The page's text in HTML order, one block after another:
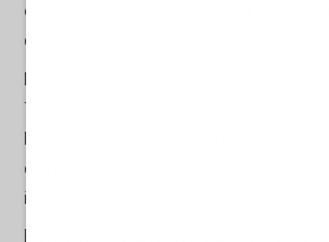
obiettivo a lungo termine”. Non ci si può
quando contano solo le dimostrazioni di
Trump dall'altra parte dell'Atlantico, ma è
demolire le istituzioni e le strutture di
inconfondibilmente patologico.